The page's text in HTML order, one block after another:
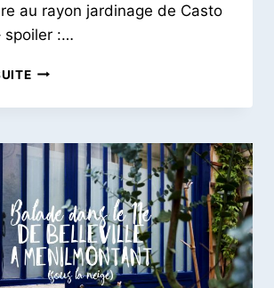
au rayon jardinage de Casto
spoiler :…
UNE
DANS
12E
QUARTIER
DE
BEL
AIR